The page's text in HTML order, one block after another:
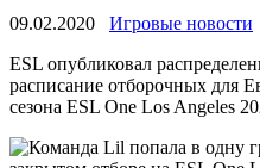
09.02.2020 Игровые новости
ESL опубликовал
расписание отборочных для
сезона ESL One Los Angeles